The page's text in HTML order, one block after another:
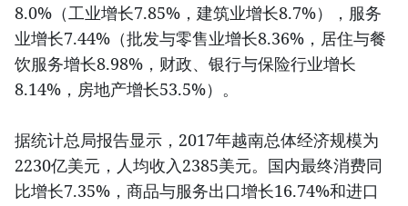
8.0%（工业增长7.85%，建筑业增长8.7%），服务
业增长7.44%（批发与零售业增长8.36%，居住与餐
饮服务增长8.98%，财政、银行与保险行业增长
8.14%，房地产增长53.5%）。
据统计总局报告显示，2017年越南总体经济规模为
2230亿美元，人均收入2385美元。国内最终消费同
比增长7.35%，商品与服务出口增长16.74%和进口